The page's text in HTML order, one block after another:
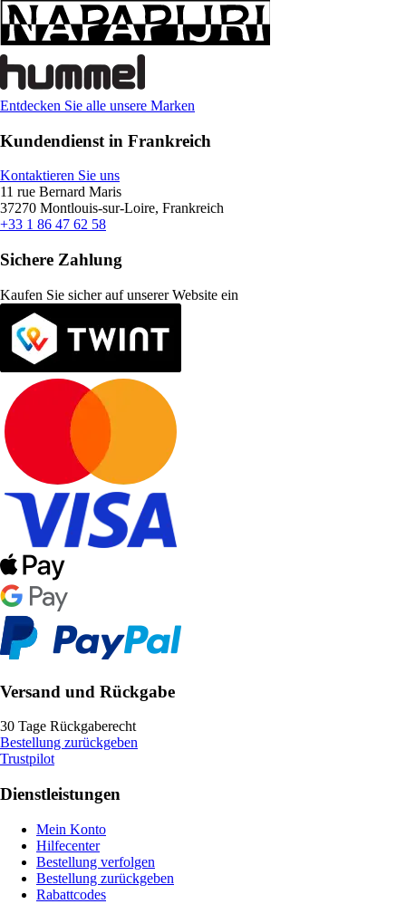
Entdecken Sie alle unsere Marken
Kundendienst in Frankreich
Kontaktieren Sie uns
11 rue Bernard Maris
37270 Montlouis-sur-Loire, Frankreich
+33 1 86 47 62 58
Sichere Zahlung
Kaufen Sie sicher auf unserer Website ein
Versand und Rückgabe
30 Tage Rückgaberecht
Bestellung zurückgeben
Trustpilot
Dienstleistungen
Mein Konto
Hilfecenter
Bestellung verfolgen
Bestellung zurückgeben
Rabattcodes